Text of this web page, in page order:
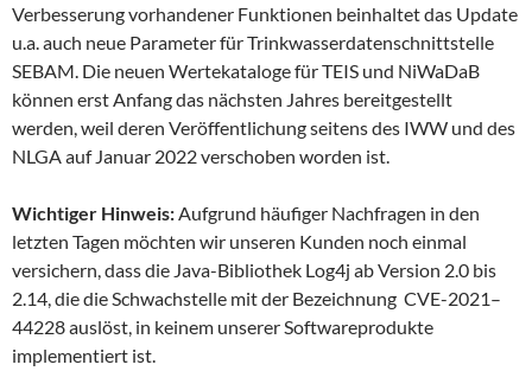
Verbesserung vorhandener Funktionen beinhaltet das Update
u.a. auch neue Parameter für Trinkwasserdatenschnittstelle
SEBAM. Die neuen Wertekataloge für TEIS und NiWaDaB
können erst Anfang das nächsten Jahres bereitgestellt
werden, weil deren Veröffentlichung seitens des IWW und des
NLGA auf Januar 2022 verschoben worden ist.
Wichtiger Hinweis:Aufgrund häufiger Nachfragen in den
letzten Tagen möchten wir unseren Kunden noch einmal
versichern, dass die Java-Bibliothek Log4j ab Version 2.0 bis
2.14, die die Schwachstelle mit der Bezeichnung CVE-2021–
44228 auslöst, in keinem unserer Softwareprodukte
implementiert ist.